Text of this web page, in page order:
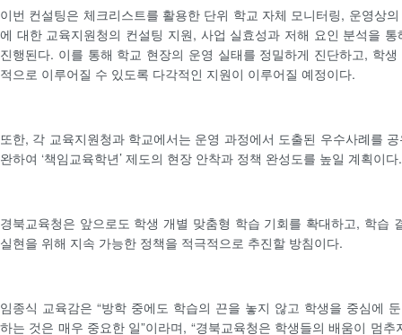
이번 컨설팅은 체크리스트를 활용한 단위 학교 자체 모니터링, 운영상
에 대한 교육지원청의 컨설팅 지원, 사업 실효성과 저해 요인 분석을
진행된다. 이를 통해 학교 현장의 운영 실태를 정밀하게 진단하고, 학
적으로 이루어질 수 있도록 다각적인 지원이 이루어질 예정이다.
또한, 각 교육지원청과 학교에서는 운영 과정에서 도출된 우수사례를
완하여 ‘책임교육학년’ 제도의 현장 안착과 정책 완성도를 높일 계획이다.
경북교육청은 앞으로도 학생 개별 맞춤형 학습 기회를 확대하고, 학습
실현을 위해 지속 가능한 정책을 적극적으로 추진할 방침이다.
임종식 교육감은 “방학 중에도 학습의 끈을 놓지 않고 학생을 중심에
하는 것은 매우 중요한 일”이라며, “경북교육청은 학생들의 배움이 멈